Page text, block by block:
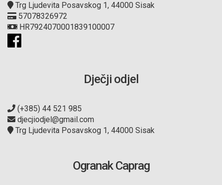
Trg Ljudevita Posavskog 1, 44000 Sisak
57078326972
HR7924070001839100007
Dječji odjel
(+385) 44 521 985
djecjiodjel@gmail.com
Trg Ljudevita Posavskog 1, 44000 Sisak
Ogranak Caprag